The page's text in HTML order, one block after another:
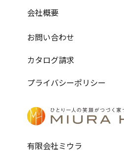
有限会社ミウラ
会社概要
お問い合わせ
カタログ請求
プライバシーポリシー